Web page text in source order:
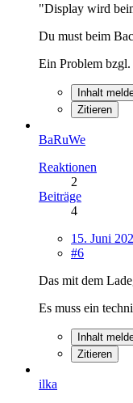
"Display wird
Du must beim
Ein Problem bzgl.
Inhalt
Zitieren
BaRuWe
Reaktionen
2
Beiträge
4
15. Juni
#6
Das mit dem
Es muss ein
Inhalt
Zitieren
ilka